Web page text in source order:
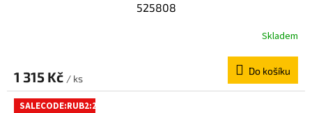
525808
Skladem
1 315 Kč / ks
Do košíku
SALECODE:RUB2:2:%